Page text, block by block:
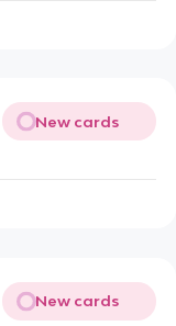
New cards
New cards